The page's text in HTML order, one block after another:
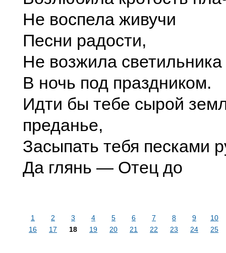
Не воспела живучи
Песни радости,
Не возжила светильника
В ночь под праздником.
Идти бы тебе сырой
преданье,
Засыпать тебя песками
Да глянь — Отец до
1 2 3 4 5 6 7 8 9
10
16
17 18 19 20 21 22 23 24 25